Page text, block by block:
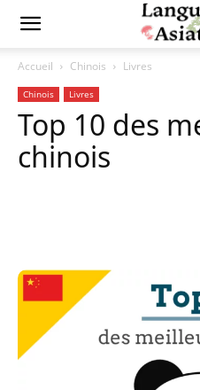
Accueil Chinois Livres
Chinois Livres
Top 10 des
chinois